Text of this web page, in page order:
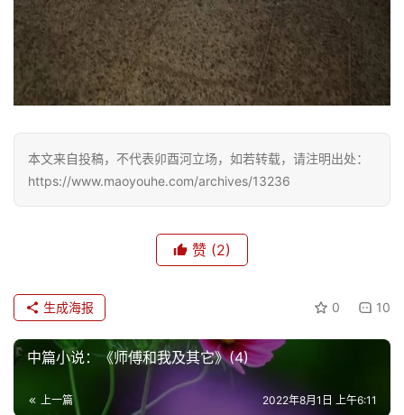
本文来自投稿，不代表卯酉河立场，如若转载，请注明出处：
https://www.maoyouhe.com/archives/13236
赞 (2)
0 10
生成海报
中篇小说：《师傅和我及其它》(4)
上一篇 2022年8月1日 上午6:11